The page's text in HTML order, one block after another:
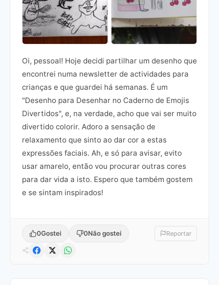
Oi, pessoal! Hoje decidi partilhar um desenho que
encontrei numa newsletter de actividades para
crianças e que guardei há semanas. É um
"Desenho para Desenhar no Caderno de Emojis
Divertidos", e, na verdade, acho que vai ser muito
divertido colorir. Adoro a sensação de
relaxamento que sinto ao dar cor a estas
expressões faciais. Ah, e só para avisar, evito
usar amarelo, então vou procurar outras cores
para dar vida a isto. Espero que também gostem
e se sintam inspirados!
0Gostei 0Não gostei Reportar